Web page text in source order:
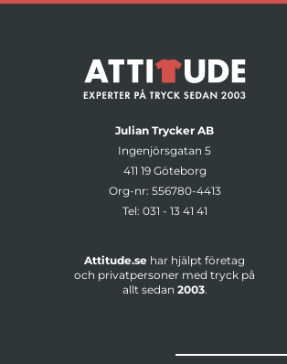
Julian Trycker AB
Ingenjörsgatan 5
411 19 Göteborg
Org-nr: 556780-4413
Tel: 031 - 13 41 41
Attitude.se har hjälpt företag
och privatpersoner med tryck på
allt sedan 2003.